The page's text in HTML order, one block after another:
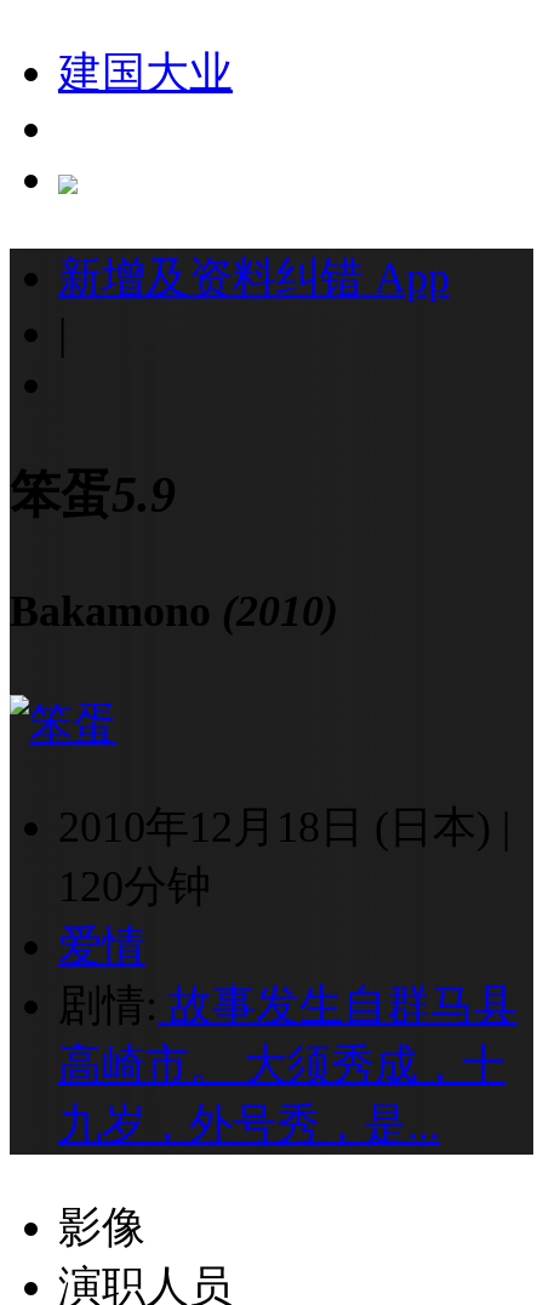
建国大业
新增及资料纠错 App
|
笨蛋5.9
Bakamono (2010)
2010年12月18日 (日本) |
120分钟
爱情
剧情: 故事发生自群马县
高崎市。 大须秀成，十
九岁，外号秀，是...
影像
演职人员